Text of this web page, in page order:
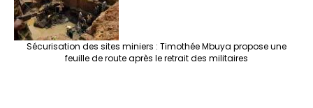
Sécurisation des sites miniers : Timothée Mbuya propose une
feuille de route après le retrait des militaires